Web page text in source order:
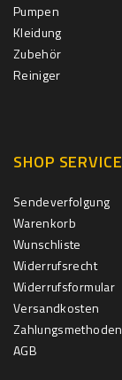
Pumpen
Kleidung
Zubehör
Reiniger
SHOP SERVICE
Sendeverfolgung
Warenkorb
Wunschliste
Widerrufsrecht
Widerrufsformular
Versandkosten
Zahlungsmethoden
AGB